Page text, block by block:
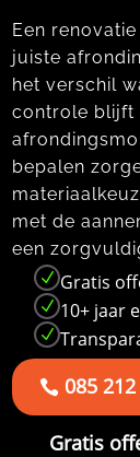
Een
juiste
het verschil
controle blijft
bepalen
met de
een
N Gratis
N 10+ jaar
N
085
Gratis